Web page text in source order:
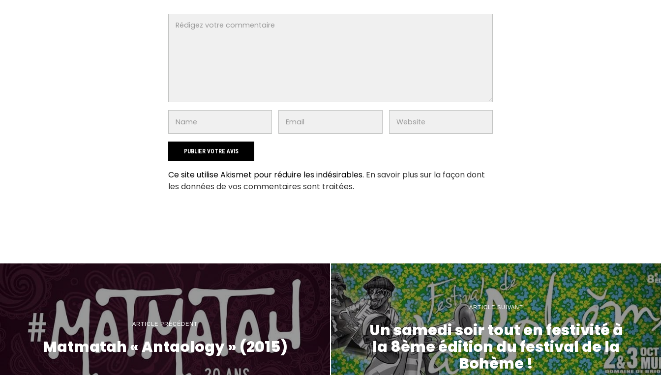
Ce site utilise Akismet pour réduire les indésirables. En savoir plus sur la façon dont
les données de vos commentaires sont traitées.
ARTICLE PRÉCÉDENT
Matmatah « Antaology » (2015)
ARTICLE SUIVANT
Un samedi soir tout en festivité à
la 8ème édition du festival de la
Bohème !